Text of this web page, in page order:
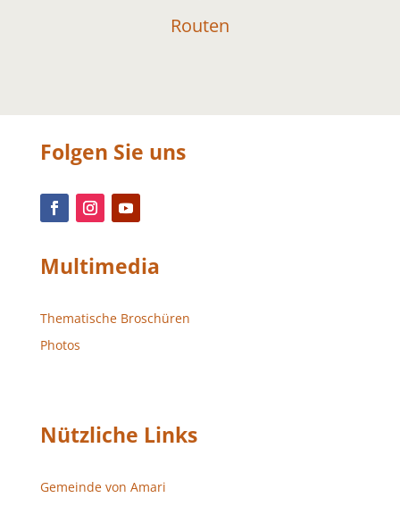
Routen
Folgen Sie uns
Multimedia
Thematische Broschüren
Photos
Nützliche Links
Gemeinde von Amari